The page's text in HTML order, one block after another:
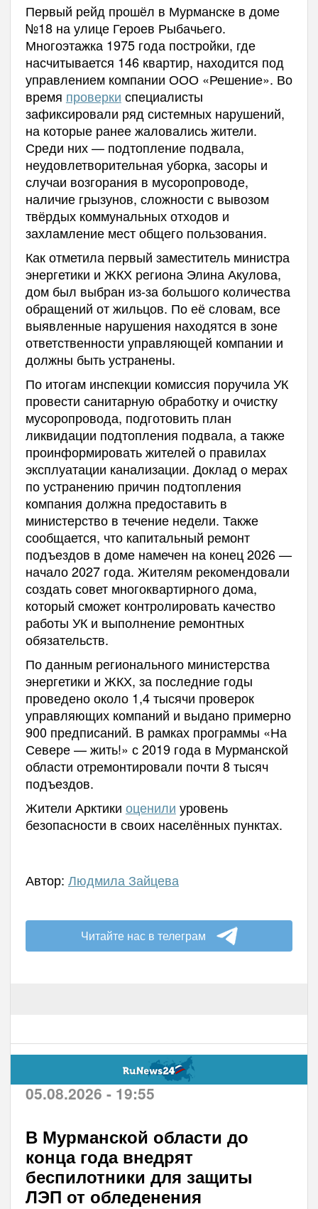
Первый рейд прошёл в Мурманске в доме
№18 на улице Героев Рыбачьего.
Многоэтажка 1975 года постройки, где
насчитывается 146 квартир, находится под
управлением компании ООО «Решение». Во
время проверки специалисты
зафиксировали ряд системных нарушений,
на которые ранее жаловались жители.
Среди них — подтопление подвала,
неудовлетворительная уборка, засоры и
случаи возгорания в мусоропроводе,
наличие грызунов, сложности с вывозом
твёрдых коммунальных отходов и
захламление мест общего пользования.
Как отметила первый заместитель министра
энергетики и ЖКХ региона Элина Акулова,
дом был выбран из-за большого количества
обращений от жильцов. По её словам, все
выявленные нарушения находятся в зоне
ответственности управляющей компании и
должны быть устранены.
По итогам инспекции комиссия поручила УК
провести санитарную обработку и очистку
мусоропровода, подготовить план
ликвидации подтопления подвала, а также
проинформировать жителей о правилах
эксплуатации канализации. Доклад о мерах
по устранению причин подтопления
компания должна предоставить в
министерство в течение недели. Также
сообщается, что капитальный ремонт
подъездов в доме намечен на конец 2026 —
начало 2027 года. Жителям рекомендовали
создать совет многоквартирного дома,
который сможет контролировать качество
работы УК и выполнение ремонтных
обязательств.
По данным регионального министерства
энергетики и ЖКХ, за последние годы
проведено около 1,4 тысячи проверок
управляющих компаний и выдано примерно
900 предписаний. В рамках программы «На
Севере — жить!» с 2019 года в Мурманской
области отремонтировали почти 8 тысяч
подъездов.
Жители Арктики оценили уровень
безопасности в своих населённых пунктах.
Автор: Людмила Зайцева
Читайте нас в телеграм
05.08.2026 - 19:55
В Мурманской области до
конца года внедрят
беспилотники для защиты
ЛЭП от обледенения